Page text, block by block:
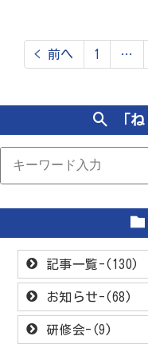
< 前へ 1 …
「
記事一覧-(130)
お知らせ-(68)
研修会-(9)